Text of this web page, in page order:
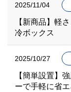
2025/11/04
【新商品】軽
冷ボックス
2025/10/27
【簡単設置】
ーで手軽に省